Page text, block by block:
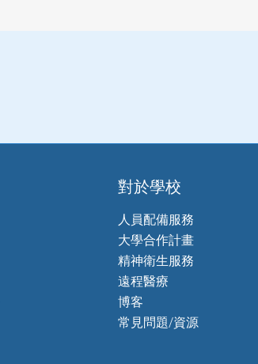
對於學校
人員配備服務
大學合作計畫
精神衛生服務
遠程醫療
博客
常見問題/資源